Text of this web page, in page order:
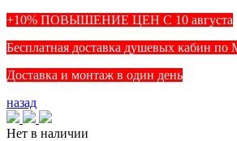
+10% ПОВЫШЕНИЕ ЦЕН С 10 августа
Бесплатная доставка душевых кабин
Доставка и монтаж в один день
назад
Нет в наличии